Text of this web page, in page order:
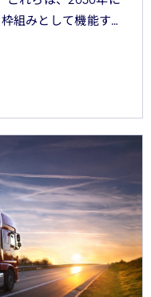
組みとして機能する